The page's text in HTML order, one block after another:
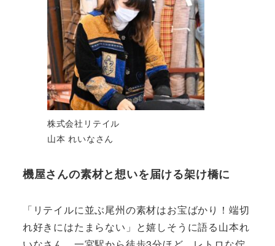
株式会社リテイル
山本 れいなさん
機屋さんの素材と想いを届ける架け橋に
「リテイルに並ぶ尾州の素材はお宝ばかり！端切
れ好きにはたまらない」と嬉しそうに語る山本れ